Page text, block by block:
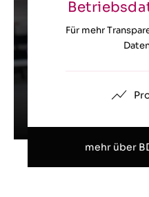
Für mehr
mehr über